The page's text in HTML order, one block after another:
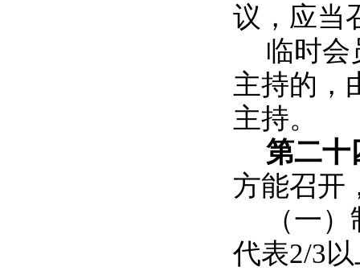
议，应当
临时会
主持的，
主持。
第二十
方能召开
（一
代表2/3